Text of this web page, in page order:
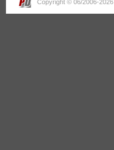
Copyright © 06/2006-2026